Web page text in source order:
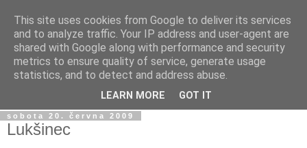
Jirkův blog
Na tento blog posílám fotky a videa z mobilu a taky sem
občas píšu jen tak...
sobota 20. června 2009
Lukšinec
This site uses cookies from Google to deliver its services
and to analyze traffic. Your IP address and user-agent are
shared with Google along with performance and security
metrics to ensure quality of service, generate usage
statistics, and to detect and address abuse.
LEARN MORE GOT IT